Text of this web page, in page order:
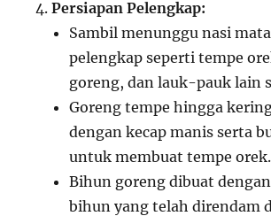
Persiapan Pelengkap:
Sambil menunggu nasi
pelengkap seperti tempe
goreng, dan lauk-pauk lain
Goreng tempe hingga
dengan kecap manis serta
untuk membuat tempe orek.
Bihun goreng dibuat
bihun yang telah direndam